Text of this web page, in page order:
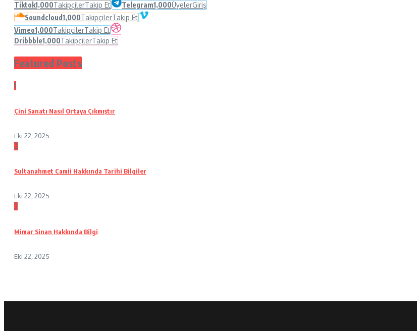
Tiktok1,000TakipçilerTakip Et Telegram1,000ÜyelerGiriş
Soundcloud1,000TakipçilerTakip Et
Vimeo1,000TakipçilerTakip Et
Dribbble1,000TakipçilerTakip Et
Featured Posts
1
Çini Sanatı Nasıl Ortaya Çıkmıştır
Eki 22, 2025
2
Sultanahmet Camii Hakkında Tarihi Bilgiler
Eki 22, 2025
3
Mimar Sinan Hakkında Bilgi
Eki 22, 2025